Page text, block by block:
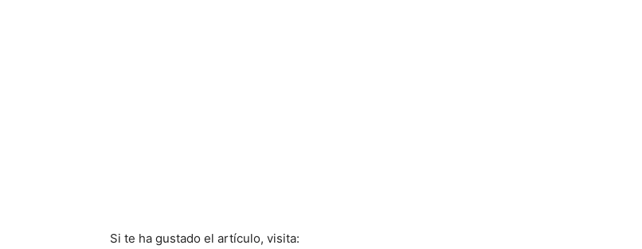
Si te ha gustado el artículo, visita: